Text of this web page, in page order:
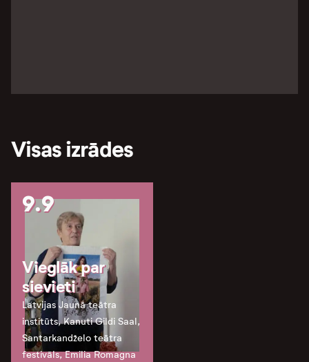
Visas izrādes
9.9
Vieglāk par
sievieti
Latvijas Jaunā teātra
institūts, Kanuti Gildi Saal,
Santarkandželo teātra
festivāls, Emilia Romagna